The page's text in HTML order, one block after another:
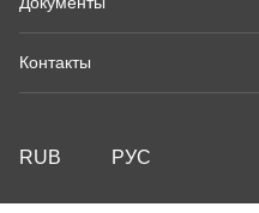
Контакты
RUB РУС